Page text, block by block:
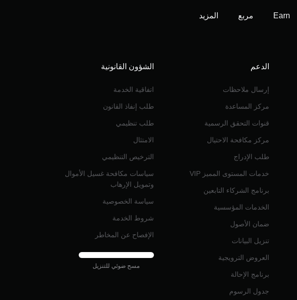
Earn مربع المزيد
الدعم
إرسال ملاحظات
مركز المساعدة
قنوات التحقق الرسمية
مركز مكافحة الاحتيال
طلب الإدراج
خدمات المستوى المميز VIP
برنامج الشركاء التابعين
الخدمات المؤسسية
ضمان الأصول
تنزيل البيانات
العروض الترويجية
برنامج الإحالة
جدول الرسوم
الشؤون القانونية
اتفاقية الخدمة
طلب إنفاذ القانون
طلب تنظيمي
الامتثال
الترخيص التنظيمي
سياسات مكافحة غسيل الأموال
وتمويل الإرهاب
سياسة الخصوصية
شروط الخدمة
الإفصاح عن المخاطر
مسح ضوئي للتنزيل